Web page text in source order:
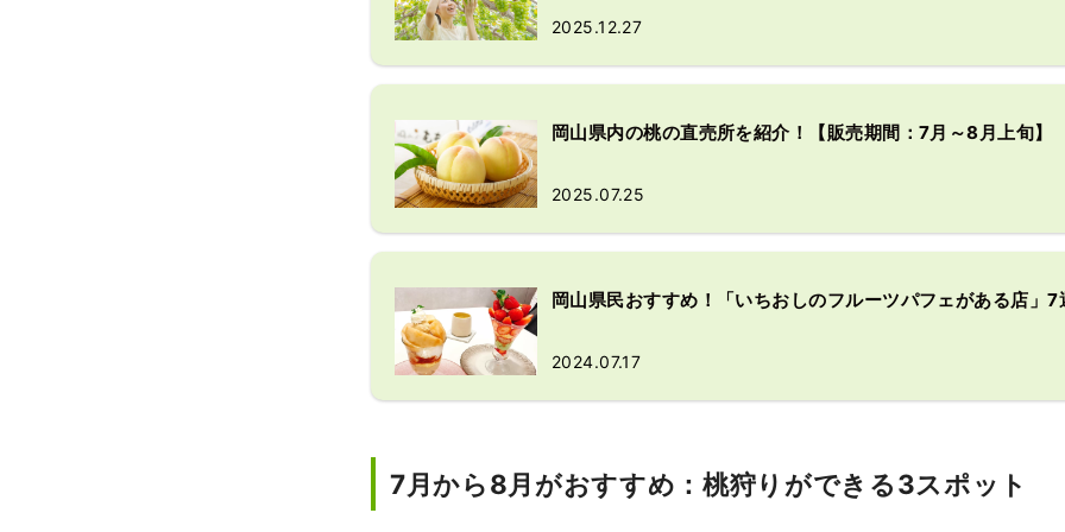
2025.12.27
岡山県内の桃の直売所を紹介！【販売期間：7月～8月上旬】
2025.07.25
岡山県民おすすめ！「いちおしのフルーツパフェがある店」7
2024.07.17
7月から8月がおすすめ：桃狩りができる3スポット